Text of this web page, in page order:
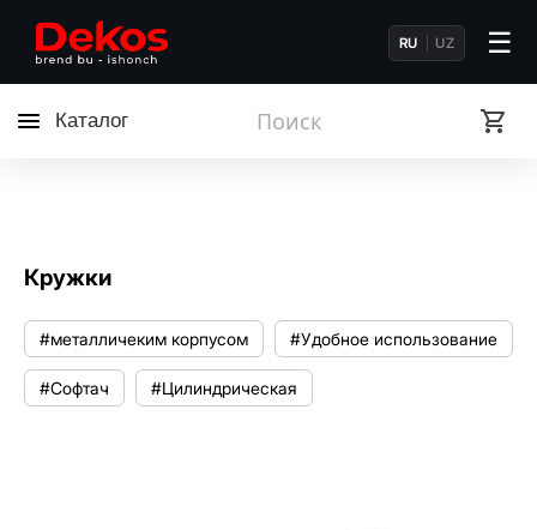
RU UZ ☰
Каталог
Кружки
#металличеким корпусом #Удобное использование
#Софтач #Цилиндрическая